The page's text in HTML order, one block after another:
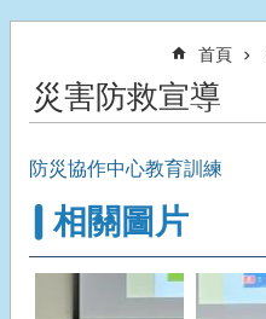
首頁
災害防救宣導
防災協作中心教育訓練
相關圖片